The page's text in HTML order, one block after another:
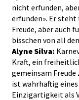
nicht erfunden,
erfunden». Er
Freude, aber auch
bisschen von all
Alyne Silva:
Kraft, ein
gemeinsam
ist wahrhaftig
Einzigartigkeit als